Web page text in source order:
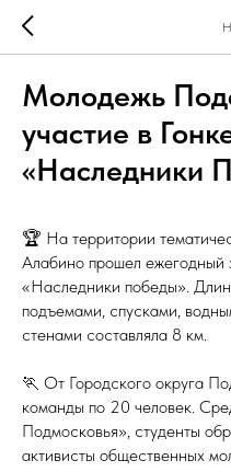
Молодежь
участие в
«Наследники
🏆 На территории
Алабино прошел ежегодный
«Наследники победы».
подъемами, спусками,
стенами составляла 8 км.
🏃 От Городского округа
команды по 20 человек.
Подмосковья», студенты
активисты общественных